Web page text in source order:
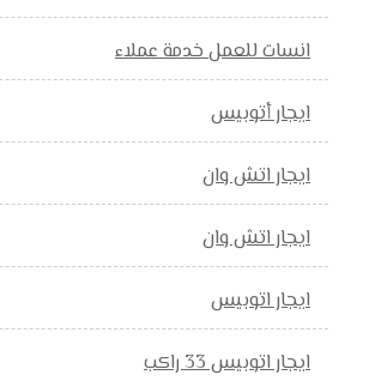
انسات للعمل خدمة عملاء
ايجار أتوبيس
ايجار اتش وان
ايجار اتش وان
ايجار اتوبيس
ايجار اتوبيس 33 راكب